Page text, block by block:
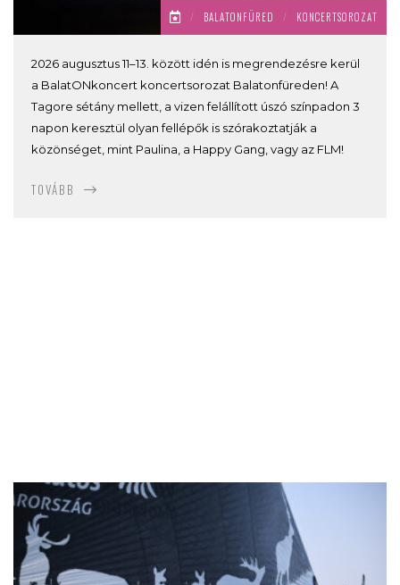
/ BALATONFÜRED / KONCERTSOROZAT
2026 augusztus 11–13. között idén is megrendezésre kerül
a BalatONkoncert koncertsorozat Balatonfüreden! A
Tagore sétány mellett, a vizen felállított úszó színpadon 3
napon keresztül olyan fellépők is szórakoztatják a
közönséget, mint Paulina, a Happy Gang, vagy az FLM!
TOVÁBB